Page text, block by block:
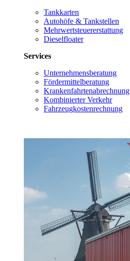
Tankkarten
Autohöfe & Tankstellen
Mehrwertsteuererstattung
Dieselfloater
Services
Unternehmensberatung
Fördermittelberatung
Krankenfahrtenabrechnung
Kombinierter Verkehr
Fahrzeugkostenrechnung